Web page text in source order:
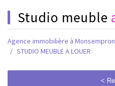
studio meuble
Agence immobilière à
STUDIO MEUBLE A LOUER
<